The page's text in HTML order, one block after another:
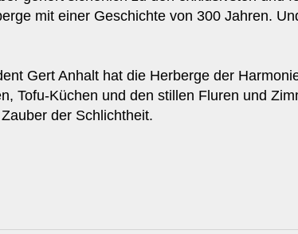
mit einer Geschichte von 300 Jahren.
Gert Anhalt hat die Herberge der
Tofu-Küchen und den stillen Fluren und
der Schlichtheit.